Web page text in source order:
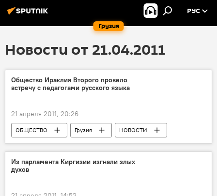
Грузия
РУС
Новости от 21.04.2011
Общество Ираклия Второго провело
встречу с педагогами русского языка
21 апреля 2011, 20:26
ОБЩЕСТВО Грузия НОВОСТИ
Из парламента Киргизии изгнали злых
духов